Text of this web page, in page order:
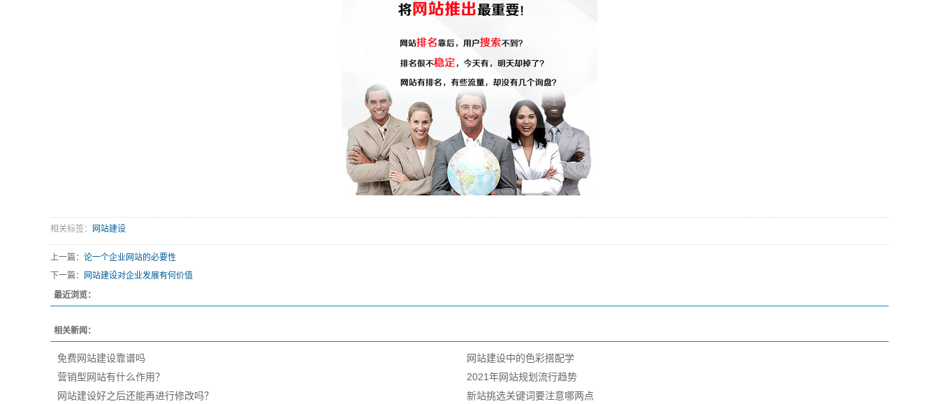
相关标签： 网站建设
上一篇： 论一个企业网站的必要性
下一篇：
网站建设对企业发展有何价值
最近浏览：
相关新闻：
免费网站建设靠谱吗
网站建设中的色彩搭配学
营销型网站有什么作用？
2021年网站规划流行趋势
网站建设好之后还能再进行修改吗？
新站挑选关键词要注意哪两点